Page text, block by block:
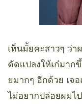
เห็นมั้ยคะสาวๆ ว่า
ดัดแปลงให้เก๋มาก
ยมากๆ อีกด้วย เจ
ไม่อยากปล่อยผมไ